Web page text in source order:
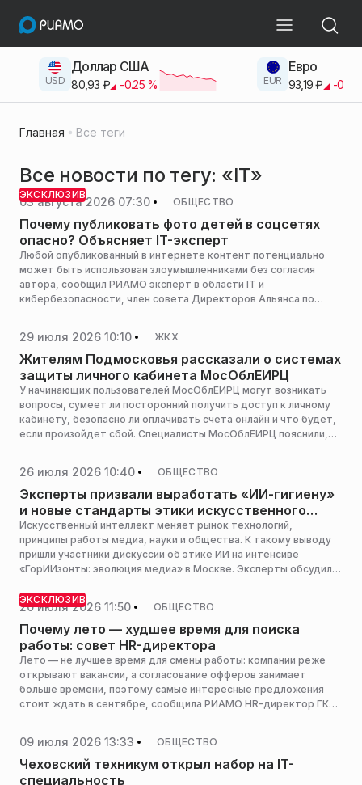
USD
Доллар США
80,93 ₽ -0.25% EUR
Евро
93,19 ₽ -0.42
Главная Все теги
Все новости по тегу: «IT»
ЭКСКЛЮЗИВ
03 августа 2026 07:30 ОБЩЕСТВО
Почему публиковать фото детей в соцсетях
опасно? Объясняет IT-эксперт
Любой опубликованный в интернете контент потенциально
может быть использован злоумышленниками без согласия
автора, сообщил РИАМО эксперт в области IT и
кибербезопасности, член совета Директоров Альянса по
29 июля 2026 10:10 ЖКХ
Жителям Подмосковья рассказали о системах
защиты личного кабинета МосОблЕИРЦ
У начинающих пользователей МосОблЕИРЦ могут возникать
вопросы, сумеет ли посторонний получить доступ к личному
кабинету, безопасно ли оплачивать счета онлайн и что будет,
если произойдет сбой. Специалисты МосОблЕИРЦ пояснили,
26 июля 2026 10:40 ОБЩЕСТВО
Эксперты призвали выработать «ИИ-гигиену»
и новые стандарты этики искусственного
интеллекта
Искусственный интеллект меняет рынок технологий,
принципы работы медиа, науки и общества. К такому выводу
пришли участники дискуссии об этике ИИ на интенсиве
«ГорИИзонты: эволюция медиа» в Москве. Эксперты обсудили,
технологий, а способность человека сохранить критическое
мышление, определить этические границы их применения и
научиться жить в новой информационной среде, сообщила
пресс-служба «Мастерской новых медиа».
ЭКСКЛЮЗИВ
20 июля 2026 11:50 ОБЩЕСТВО
Почему лето — худшее время для поиска
работы: совет HR-директора
Лето — не лучшее время для смены работы: компании реже
открывают вакансии, а согласование офферов занимает
больше времени, поэтому самые интересные предложения
стоит ждать в сентябре, сообщила РИАМО HR-директор ГК
09 июля 2026 13:33 ОБЩЕСТВО
Чеховский техникум открыл набор на IT-
специальность